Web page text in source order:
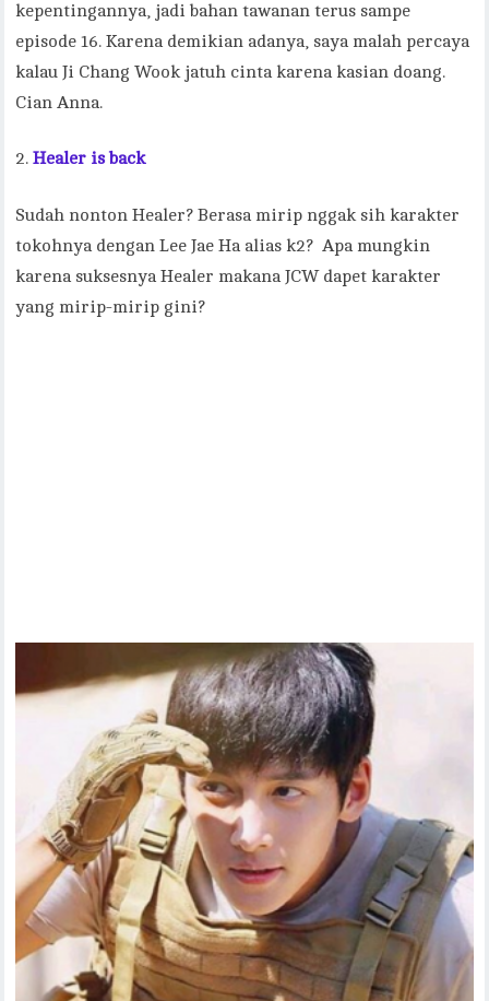
kepentingannya, jadi bahan tawanan terus sampe
episode 16. Karena demikian adanya, saya malah percaya
kalau Ji Chang Wook jatuh cinta karena kasian doang.
Cian Anna.
Healer is back
Sudah nonton Healer? Berasa mirip nggak sih karakter
tokohnya dengan Lee Jae Ha alias k2? Apa mungkin
karena suksesnya Healer makana JCW dapet karakter
yang mirip-mirip gini?